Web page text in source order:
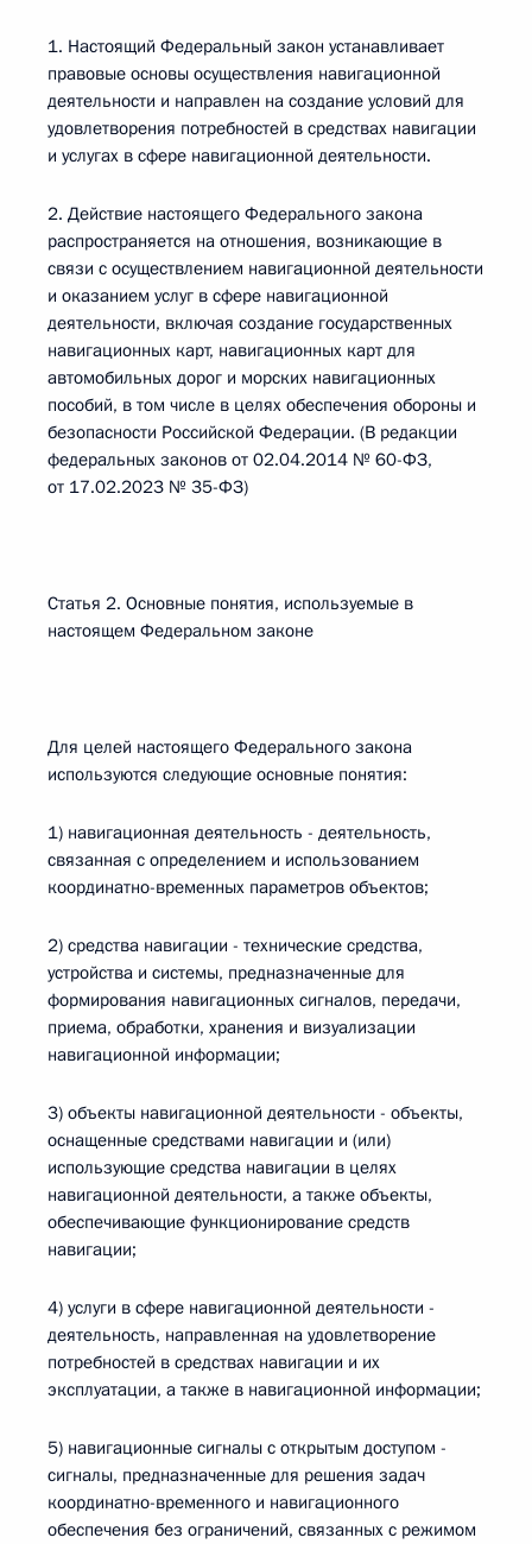
1. Настоящий Федеральный закон устанавливает
правовые основы осуществления навигационной
деятельности и направлен на создание условий для
удовлетворения потребностей в средствах навигации
и услугах в сфере навигационной деятельности.
2. Действие настоящего Федерального закона
распространяется на отношения, возникающие в
связи с осуществлением навигационной деятельности
и оказанием услуг в сфере навигационной
деятельности, включая создание государственных
навигационных карт, навигационных карт для
автомобильных дорог и морских навигационных
пособий, в том числе в целях обеспечения обороны и
безопасности Российской Федерации. (В редакции
федеральных законов от 02.04.2014 № 60-ФЗ,
от 17.02.2023 № 35-ФЗ)
Статья 2. Основные понятия, используемые в
настоящем Федеральном законе
Для целей настоящего Федерального закона
используются следующие основные понятия:
1) навигационная деятельность - деятельность,
связанная с определением и использованием
координатно-временных параметров объектов;
2) средства навигации - технические средства,
устройства и системы, предназначенные для
формирования навигационных сигналов, передачи,
приема, обработки, хранения и визуализации
навигационной информации;
3) объекты навигационной деятельности - объекты,
оснащенные средствами навигации и (или)
использующие средства навигации в целях
навигационной деятельности, а также объекты,
обеспечивающие функционирование средств
навигации;
4) услуги в сфере навигационной деятельности -
деятельность, направленная на удовлетворение
потребностей в средствах навигации и их
эксплуатации, а также в навигационной информации;
5) навигационные сигналы с открытым доступом -
сигналы, предназначенные для решения задач
координатно-временного и навигационного
обеспечения без ограничений, связанных с режимом